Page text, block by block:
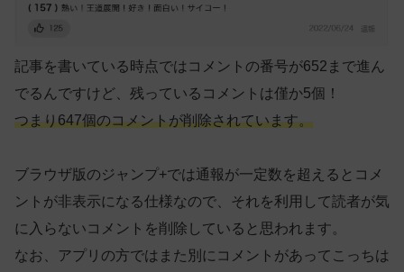
記事を書いている時点ではコメントの番号が652まで進ん
でるんですけど、残っているコメントは僅か5個！
つまり647個のコメントが削除されています。
ブラウザ版のジャンプ+では通報が一定数を超えるとコメ
ントが非表示になる仕様なので、それを利用して読者が気
に入らないコメントを削除していると思われます。
なお、アプリの方ではまた別にコメントがあってこっちは